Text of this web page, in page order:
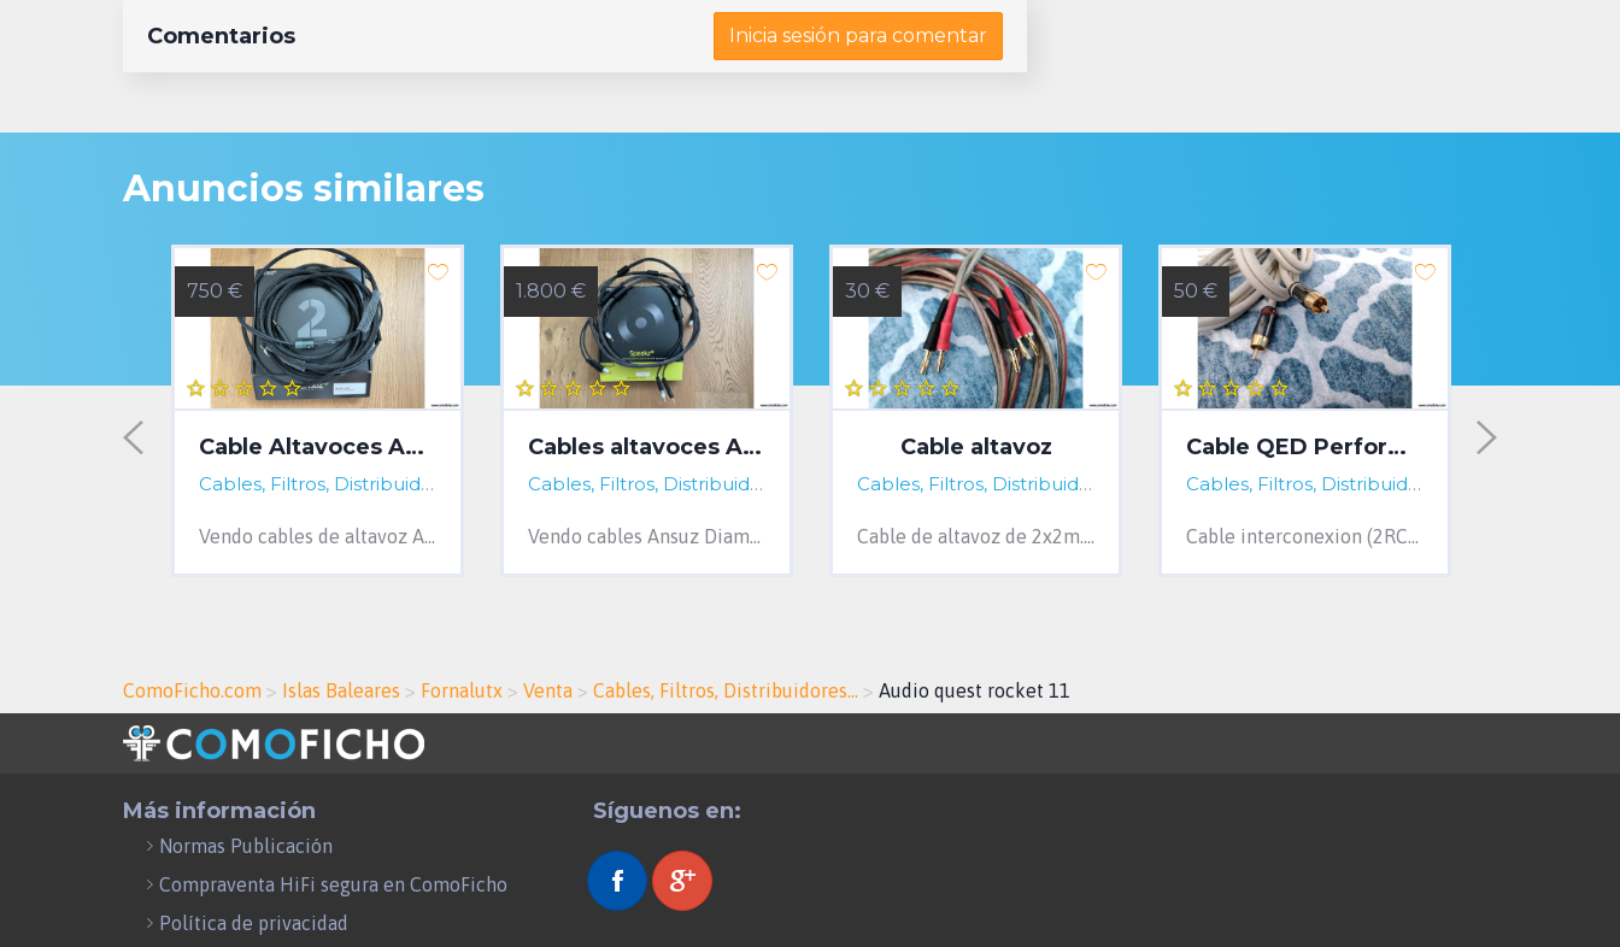
Inicia sesión para comentar
Comentarios
Anuncios similares
Barcelona, Barcelona, Spain
750 €
Cable Altavoces Ansuz Aluminium 4 mts
Cables, Filtros, Distribuidores... A Coruña, Spain
Vendo cables de altavoz Ansuz Aluminium de 4 metros de longitud y terminaciones en banana. En perfecto estado y con sus embalajes originales...
1.800 €
Cables altavoces Ansuz Diamond
Cables, Filtros, Distribuidores... A Coruña, Spain
Vendo cables Ansuz Diamond, absoluta referencia danesa. 2 metros de longitud y terminados en banana. En perfecto estado y con sus embalajes ...
30 €
Cable altavoz
Cables, Filtros, Distribuidores... Cantabria, Spain
Cable de altavoz de 2x2m. 4 mm de sección. OFC. Terminación bananas. Made in Germany. Sin uso.
50 €
Cable QED Performance
Cables, Filtros, Distribuidores...
Cable interconexion (2RCA/2RCA) QED Performance audio grafiti. Trenzado cobre OFC 99,999 % para cada canal. 5m .Precio actual: 150€.
ComoFicho.com > Islas Baleares > Fornalutx > Venta > Cables, Filtros, Distribuidores... > Audio quest rocket 11
Más información
Normas Publicación
Compraventa HiFi segura en ComoFicho
Política de privacidad
Síguenos en: